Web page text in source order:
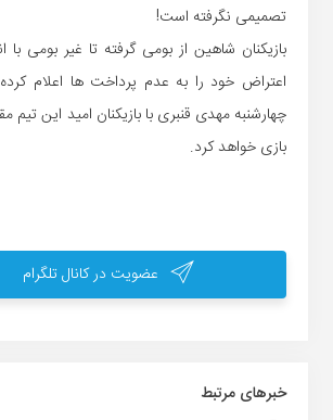
تصمیمی نگرفته است!
بازیکنان شاهین از بومی گرفته تا غیر بومی
اعتراض خود را به عدم پرداخت ها اعلام کرده
چهارشنبه مهدی قنبری با بازیکنان امید این
بازی خواهد کرد.
عضویت در کانال تلگرام
خبر‌های مرتبط